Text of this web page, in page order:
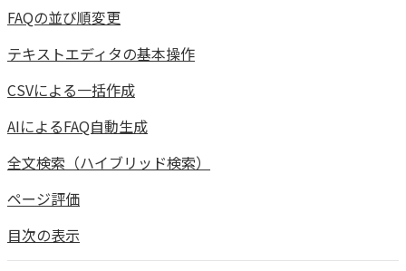
FAQの並び順変更
テキストエディタの基本操作
CSVによる一括作成
AIによるFAQ自動生成
全文検索（ハイブリッド検索）
ページ評価
目次の表示